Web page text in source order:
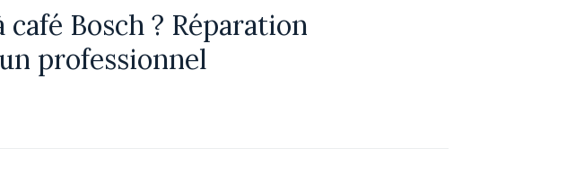
Bosch ? Réparation
professionnel